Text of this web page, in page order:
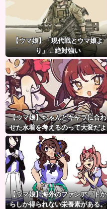
【ウマ娘】「現代戦とウマ娘よ
り」←絶対強い
【ウマ娘】ちゃんとキャラに合わ
せた水着を考えるのって大変だよ
ね。
【ウマ娘】海外のファンアートか
らしか得られない栄養素がある。